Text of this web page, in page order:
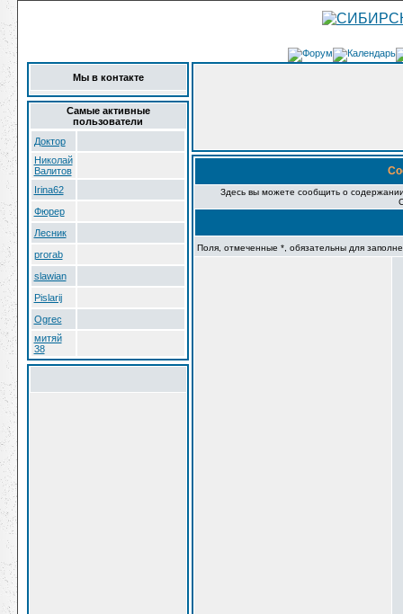
Мы в контакте
Самые активные
пользователи
Доктор
Николай
Валитов
Irina62
Фюрер
Лесник
prorab
slawian
Pislarij
Ogrec
митяй
38
Здесь вы можете сообщить о
Поля, отмеченные *, обязательны для